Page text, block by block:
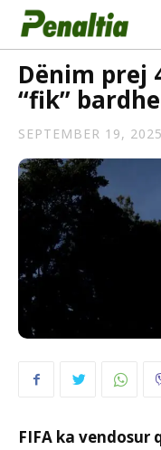
Dënim prej
“fik”
SEPTEMBER 19, 2025
FIFA ka vendosur